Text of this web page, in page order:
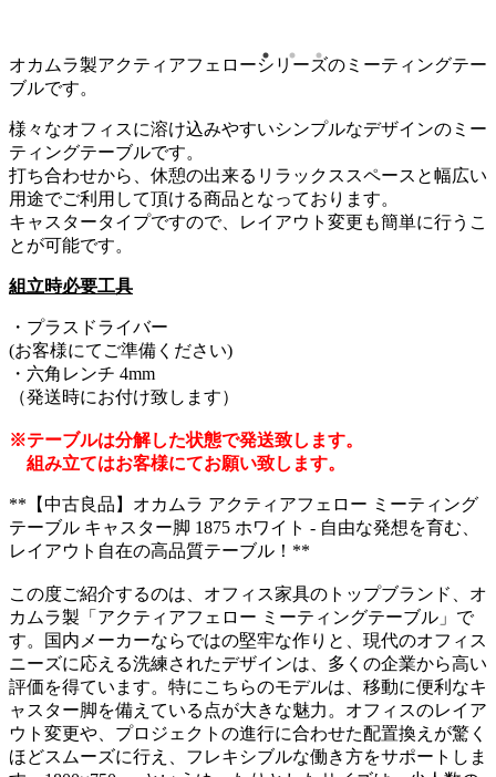
オカムラ製アクティアフェローシリーズのミーティングテー
ブルです。
様々なオフィスに溶け込みやすいシンプルなデザインのミー
ティングテーブルです。
打ち合わせから、休憩の出来るリラックススペースと幅広い
用途でご利用して頂ける商品となっております。
キャスタータイプですので、レイアウト変更も簡単に行うこ
とが可能です。
組立時必要工具
・プラスドライバー
(お客様にてご準備ください)
・六角レンチ 4mm
（発送時にお付け致します）
※テーブルは分解した状態で発送致します。
組み立てはお客様にてお願い致します。
**【中古良品】オカムラ アクティアフェロー ミーティング
テーブル キャスター脚 1875 ホワイト - 自由な発想を育む、
レイアウト自在の高品質テーブル！**
この度ご紹介するのは、オフィス家具のトップブランド、オ
カムラ製「アクティアフェロー ミーティングテーブル」で
す。国内メーカーならではの堅牢な作りと、現代のオフィス
ニーズに応える洗練されたデザインは、多くの企業から高い
評価を得ています。特にこちらのモデルは、移動に便利なキ
ャスター脚を備えている点が大きな魅力。オフィスのレイア
ウト変更や、プロジェクトの進行に合わせた配置換えが驚く
ほどスムーズに行え、フレキシブルな働き方をサポートしま